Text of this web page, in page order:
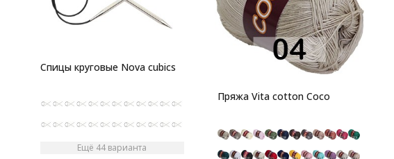
Спицы круговые Nova cubics
Ещё 44 варианта
Пряжа Vita cotton Coco